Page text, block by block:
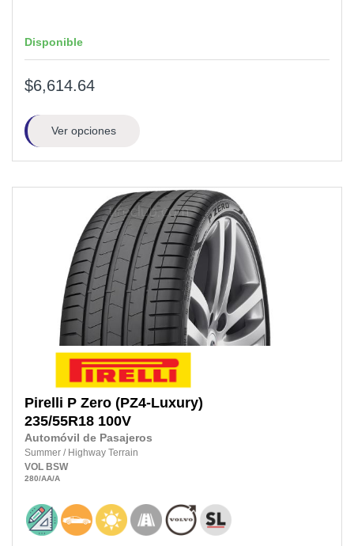
Disponible
$6,614.64
Ver opciones
Pirelli P Zero (PZ4-Luxury)
235/55R18 100V
Automóvil de Pasajeros
Summer / Highway Terrain
VOL BSW
280/AA/A